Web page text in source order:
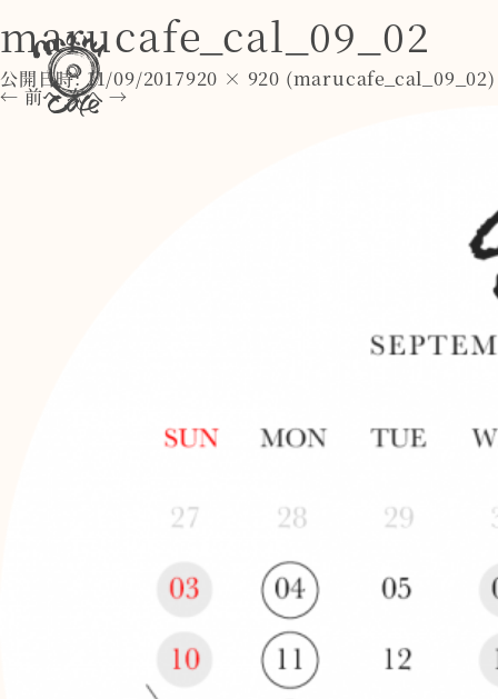
marucafe_cal_09_02
公開日時: 11/09/2017920 × 920 (marucafe_cal_09_02)
← 前へ 次へ →